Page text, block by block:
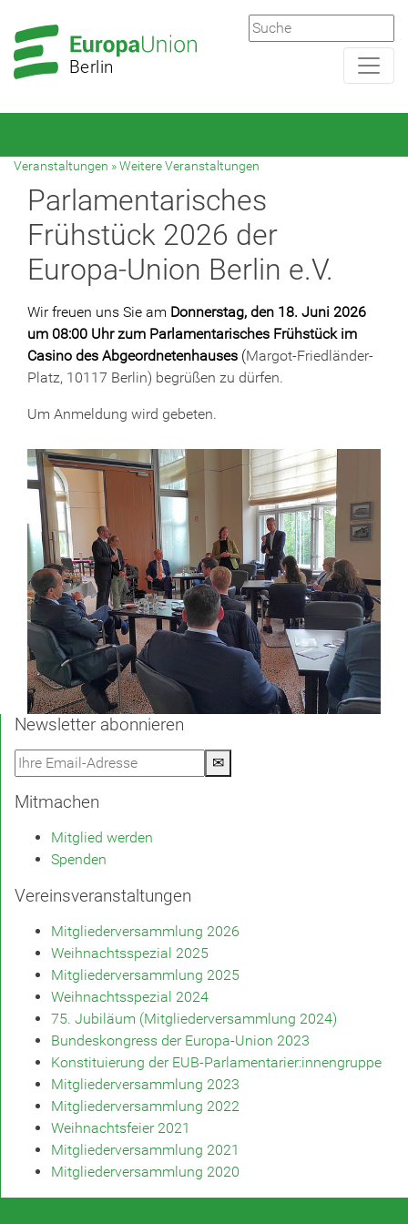
Hauptnavigation
Hauptbereich
Berlin
Veranstaltungen »Weitere Veranstaltungen
Parlamentarisches
Frühstück 2026 der
Europa-Union Berlin e.V.
Wir freuen uns Sie am Donnerstag, den 18. Juni 2026
um 08:00 Uhr zum Parlamentarisches Frühstück im
Casino des Abgeordnetenhauses (Margot-Friedländer-
Platz, 10117 Berlin) begrüßen zu dürfen.
Um Anmeldung wird gebeten.
Newsletter abonnieren
✉
Mitmachen
Mitglied werden
Spenden
Vereinsveranstaltungen
Mitgliederversammlung 2026
Weihnachtsspezial 2025
Mitgliederversammlung 2025
Weihnachtsspezial 2024
75. Jubiläum (Mitgliederversammlung 2024)
Bundeskongress der Europa-Union 2023
Konstituierung der EUB-Parlamentarier:innengruppe
Mitgliederversammlung 2023
Mitgliederversammlung 2022
Weihnachtsfeier 2021
Mitgliederversammlung 2021
Mitgliederversammlung 2020